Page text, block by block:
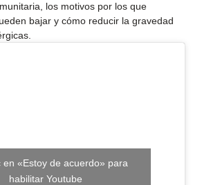
los motivos por los que
bajar y cómo reducir la gravedad
en «Estoy de acuerdo» para
habilitar Youtube